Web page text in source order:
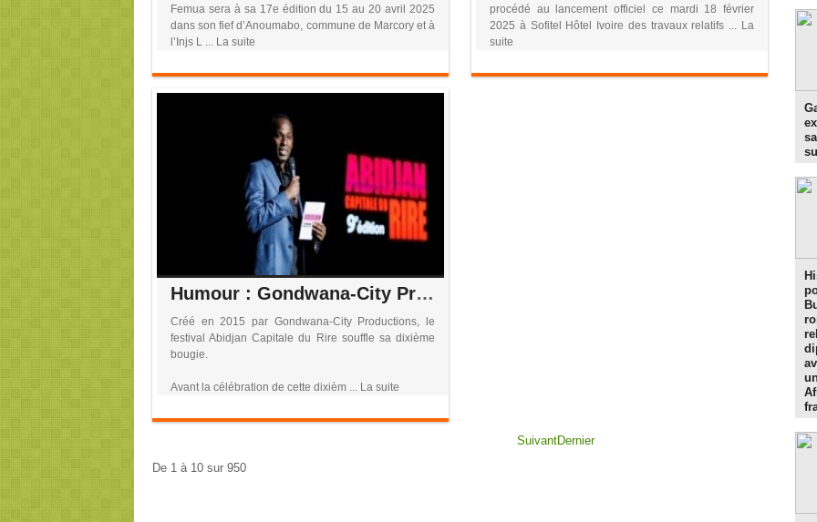
Femua sera à sa 17e édition du 15 au 20 avril 2025
dans son fief d’Anoumabo, commune de Marcory et à
l’Injs L ... La suite
procédé au lancement officiel ce mardi 18 février
2025 à Sofitel Hôtel Ivoire des travaux relatifs ... La
suite
Humour : Gondwana-City Productions célèbre les dix ans de Abidjan Capitale du Rire
Créé en 2015 par Gondwana-City Productions, le
festival Abidjan Capitale du Rire souffle sa dixième
bougie.
Avant la célébration de cette dixièm ... La suite
De 1 à 10 sur 950
SuivantDernier